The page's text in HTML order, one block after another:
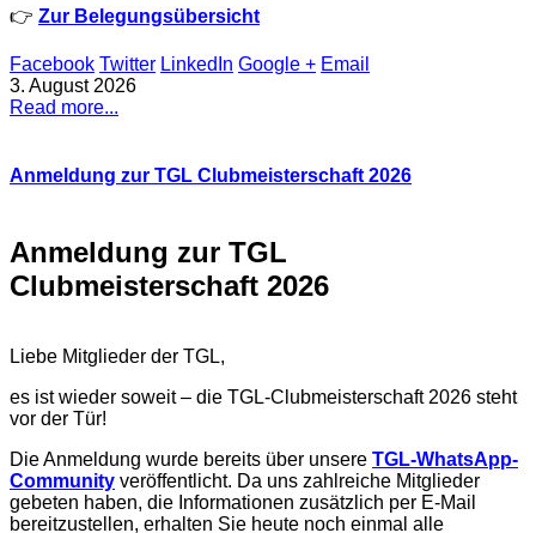
👉 Zur Belegungsübersicht
Facebook Twitter LinkedIn Google + Email
3. August 2026
Read more...
Anmeldung zur TGL Clubmeisterschaft 2026
Anmeldung zur TGL
Clubmeisterschaft 2026
Liebe Mitglieder der TGL,
es ist wieder soweit – die TGL-Clubmeisterschaft 2026 steht
vor der Tür!
Die Anmeldung wurde bereits über unsere TGL-WhatsApp-
Community veröffentlicht. Da uns zahlreiche Mitglieder
gebeten haben, die Informationen zusätzlich per E-Mail
bereitzustellen, erhalten Sie heute noch einmal alle